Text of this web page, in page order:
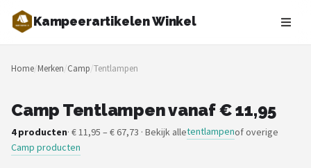
Kampeerartikelen Winkel
Zoeken
NAVIGATIE
Merken
Home/Merken/Camp/Tentlampen
Camp Tentlampen vanaf € 11,95
4 producten· € 11,95 – € 67,73 · Bekijk alletentlampenof overige
Camp producten